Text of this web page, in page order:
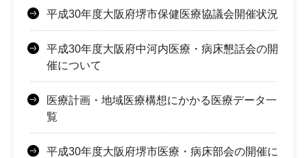
平成30年度大阪府堺市保健医療協議会開催状況
平成30年度大阪府中河内医療・病床懇話会の開
催について
医療計画・地域医療構想にかかる医療データ一
覧
平成30年度大阪府堺市医療・病床部会の開催に